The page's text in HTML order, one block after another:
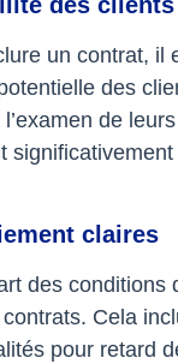
un contrat, il
des
de
claires
des conditions
Cela
pour retard